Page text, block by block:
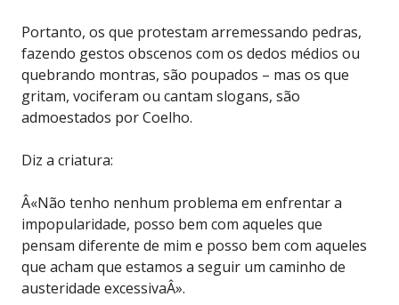
Portanto, os que protestam arremessando pedras,
fazendo gestos obscenos com os dedos médios ou
quebrando montras, são poupados – mas os que
gritam, vociferam ou cantam slogans, são
admoestados por Coelho.
Diz a criatura:
Â«Não tenho nenhum problema em enfrentar a
impopularidade, posso bem com aqueles que
pensam diferente de mim e posso bem com aqueles
que acham que estamos a seguir um caminho de
austeridade excessivaÂ».